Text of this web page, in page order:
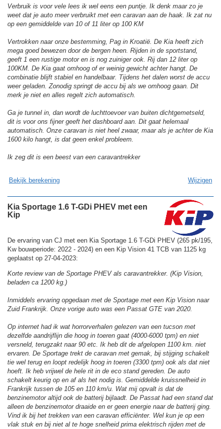
Verbruik is voor vele lees ik wel eens een puntje. Ik denk maar zo je
weet dat je auto meer verbruikt met een caravan aan de haak. Ik zat nu
op een gemiddelde van 10 of 11 liter op 100 KM
Vertrokken naar onze bestemming, Pag in Kroatië. De Kia heeft zich
mega goed bewezen door de bergen heen. Rijden in de sportstand,
geeft 1 een rustige motor en is nog zuiniger ook. Rij dan 12 liter op
100KM. De Kia gaat omhoog of er weinig gewicht achter hangt. De
combinatie blijft stabiel en handelbaar. Tijdens het dalen worst de accu
weer geladen. Zonodig springt de accu bij als we omhoog gaan. Dit
merk je niet en alles regelt zich automatisch.
Ga je tunnel in, dan wordt de luchttoevoer van buiten dichtgemetseld,
dit is voor ons fijner geeft het dashboard aan. Dit gaat helemaal
automatisch. Onze caravan is niet heel zwaar, maar als je achter de Kia
1600 kilo hangt, is dat geen enkel probleem.
Ik zeg dit is een beest van een caravantrekker
Bekijk berekening Wijzigen
Kia Sportage 1.6 T-GDi PHEV met een
Kip
De ervaring van CJ met een Kia Sportage 1.6 T-GDi PHEV (265 pk/195,
Kw bouwperiode: 2022 - 2024) en een Kip Vision 41 TCB van 1125 kg
geplaatst op 27-04-2023:
Korte review van de Sportage PHEV als caravantrekker. (Kip Vision,
beladen ca 1200 kg.)
Inmiddels ervaring opgedaan met de Sportage met een Kip Vision naar
Zuid Frankrijk. Onze vorige auto was een Passat GTE van 2020.
Op internet had ik wat horrorverhalen gelezen van een tucson met
dezelfde aandrijflijn die hoog in toeren gaat (4000-6000 tpm) en niet
versneld, terugzakt naar 90 etc. Ik heb dit de afgelopen 1100 km. niet
ervaren. De Sportage trekt de caravan met gemak, bij stijging schakelt
tie wel terug en loopt redelijk hoog in toeren (3300 tpm) ook als dat niet
hoeft. Ik heb vrijwel de hele rit in de eco stand gereden. De auto
schakelt keurig op en af als het nodig is. Gemiddelde kruissnelheid in
Frankrijk tussen de 105 en 110 km/u. Wat mij opvalt is dat de
benzinemotor altijd ook de batterij bijlaadt. De Passat had een stand dat
alleen de benzinemotor draaide en er geen energie naar de batterij ging.
Vind ik bij het trekken van een caravan efficiënter. Wel kun je op een
vlak stuk en bij niet al te hoge snelheid prima elektrisch rijden met de